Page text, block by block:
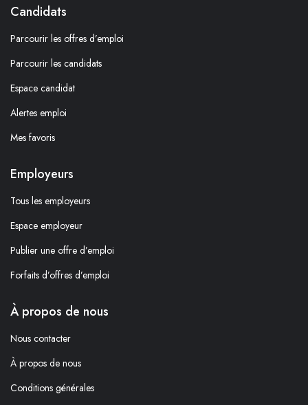
Candidats
Parcourir les offres d’emploi
Parcourir les candidats
Espace candidat
Alertes emploi
Mes favoris
Employeurs
Tous les employeurs
Espace employeur
Publier une offre d’emploi
Forfaits d’offres d’emploi
À propos de nous
Nous contacter
À propos de nous
Conditions générales